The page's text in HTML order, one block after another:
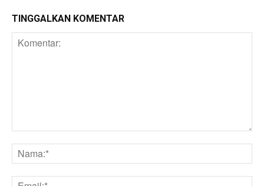
TINGGALKAN KOMENTAR